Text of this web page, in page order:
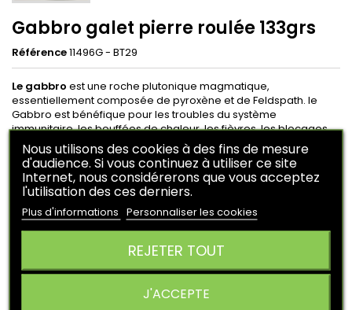
Gabbro galet pierre roulée 133grs
Référence11496G - BT29
Le gabbro est une roche plutonique magmatique,
essentiellement composée de pyroxène et de Feldspath. le
Gabbro est bénéfique pour les troubles du système
immunitaire, les bouffées de chaleur, les fièvres, les blocages
énergétiques, les infections cellulaires.
13,50 € HT
En achetant ce produit vous pouvez obtenir
Votre panier vous rapportera2 pointsqui peuvent être
Quantité  Ajouter au panier
Nous utilisons des cookies à des fins de mesure
d'audience. Si vous continuez à utiliser ce site
Internet, nous considérerons que vous acceptez
l'utilisation des ces derniers.
Plus d'informations Personnaliser les cookies
REJETER TOUT
J'ACCEPTE